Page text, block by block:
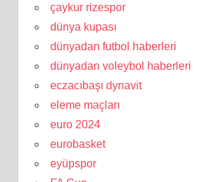
çaykur rizespor
dünya kupası
dünyadan futbol haberleri
dünyadan voleybol haberleri
eczacıbaşı dynavit
eleme maçları
euro 2024
eurobasket
eyüpspor